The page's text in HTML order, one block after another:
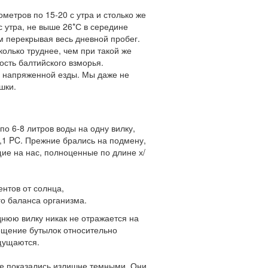
по 15-20 с утра и столько же
не выше 26*С в середине
весь дневной пробег.
труднее, чем при такой же
балтийского взморья.
напряженной езды. Мы даже не
6-8 литров воды на одну вилку,
PC. Прежние брались на подмену,
на нас, полноценные по длине х/
от солнца,
баланса организма.
вилку никак не отражается на
бутылок относительно
показались излишне темными. Они